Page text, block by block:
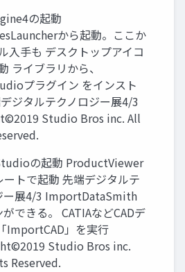
の起動
から起動。ここか
入手も デスクトップアイコ
ライブラリから、
プラグイン をインスト
ジタルテクノロジー展4/3
Studio Bros inc. All
の起動 ProductViewer
ートで起動 先端デジタルテ
ー展4/3 ImportDataSmith
できる。 CATIAなどCADデ
ImportCAD」を実行
Studio Bros inc.
Reserved.